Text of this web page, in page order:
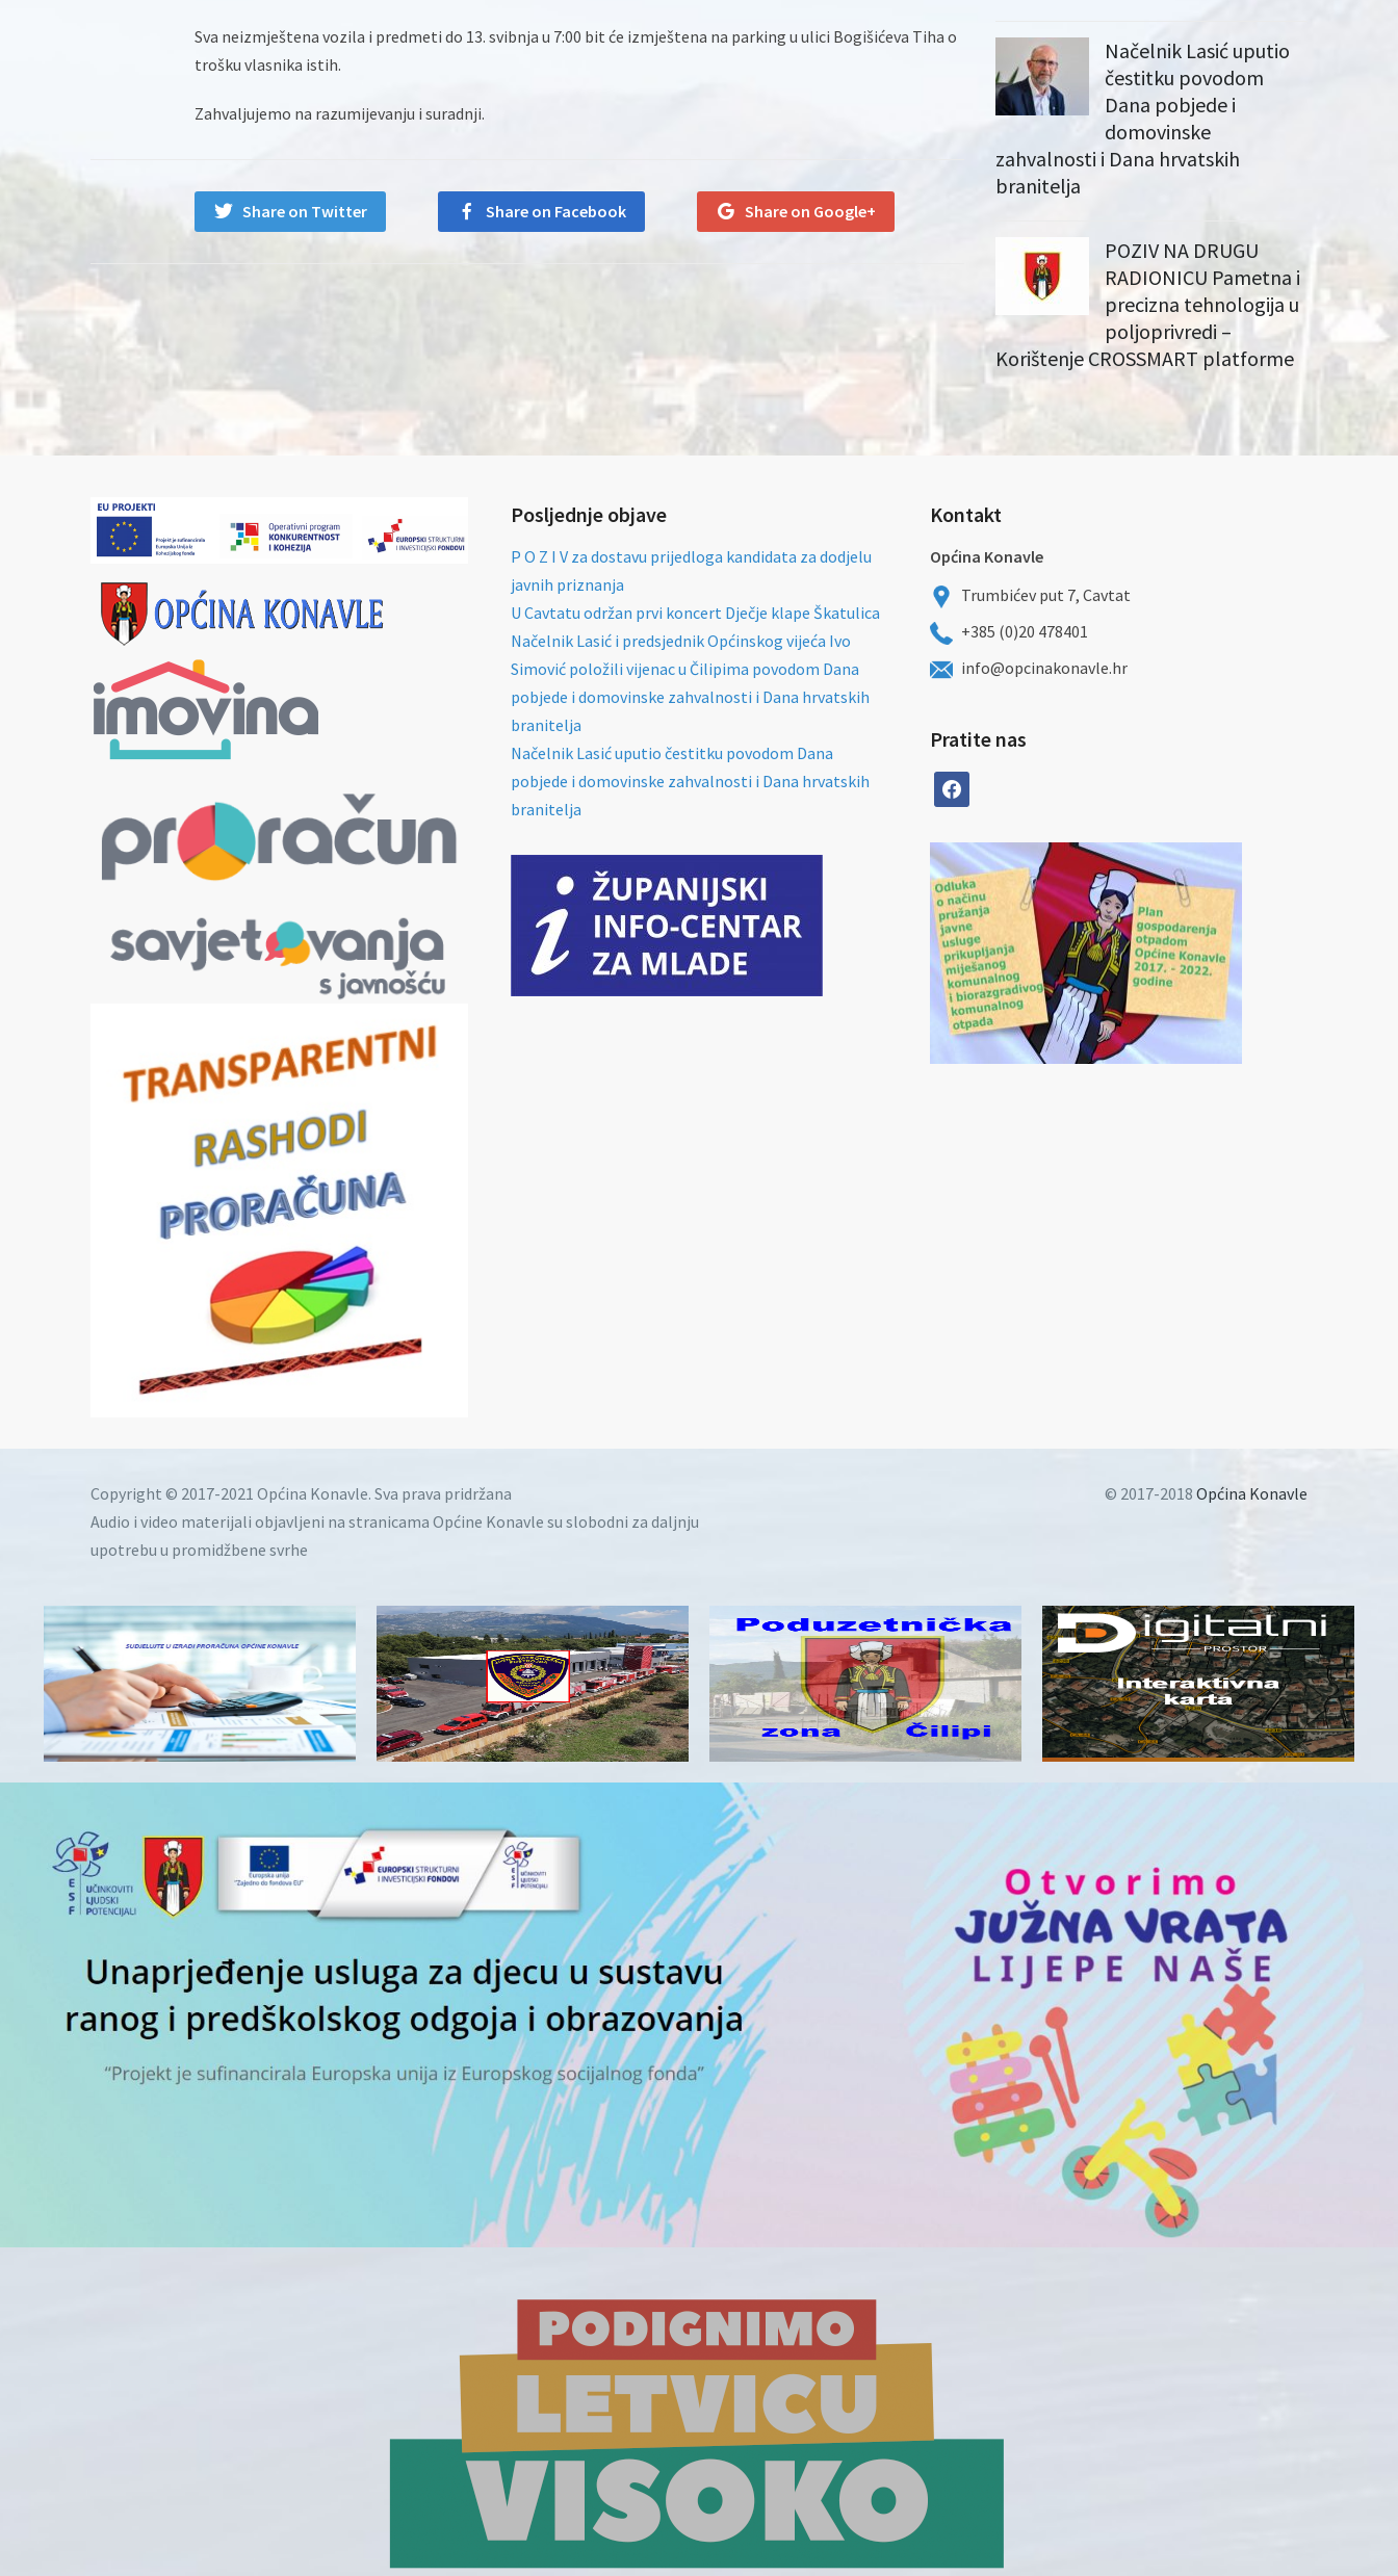
Sva neizmještena vozila i predmeti do 13. svibnja u 7:00 bit će izmještena na parking u ulici Bogišićeva Tiha o
trošku vlasnika istih.
Zahvaljujemo na razumijevanju i suradnji.
Share on Twitter Share on Facebook Share on Google+
Načelnik Lasić uputio
čestitku povodom
Dana pobjede i
domovinske
zahvalnosti i Dana hrvatskih
branitelja
POZIV NA DRUGU
RADIONICU Pametna i
precizna tehnologija u
poljoprivredi –
Korištenje CROSSMART platforme
Posljednje objave
P O Z I V za dostavu prijedloga kandidata za dodjelu
javnih priznanja
U Cavtatu održan prvi koncert Dječje klape Škatulica
Načelnik Lasić i predsjednik Općinskog vijeća Ivo
Simović položili vijenac u Čilipima povodom Dana
pobjede i domovinske zahvalnosti i Dana hrvatskih
branitelja
Načelnik Lasić uputio čestitku povodom Dana
pobjede i domovinske zahvalnosti i Dana hrvatskih
branitelja
Kontakt
Općina Konavle
Trumbićev put 7, Cavtat
+385 (0)20 478401
info@opcinakonavle.hr
Pratite nas
facebook
Copyright © 2017-2021 Općina Konavle. Sva prava pridržana
Audio i video materijali objavljeni na stranicama Općine Konavle su slobodni za daljnju
upotrebu u promidžbene svrhe
© 2017-2018 Općina Konavle